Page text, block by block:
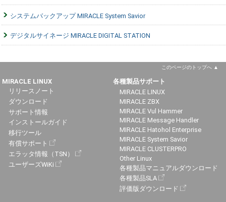
システムバックアップ MIRACLE System Savior
デジタルサイネージ MIRACLE DIGITAL STATION
このページのトップへ
MIRACLE LINUX
リリースノート
ダウンロード
サポート情報
インストールガイド
移行ツール
有償サポート
エラッタ情報（TSN）
ユーザーズWiKi
各種製品サポート
MIRACLE LINUX
MIRACLE ZBX
MIRACLE Vul Hammer
MIRACLE Message Handler
MIRACLE Hatohol Enterprise
MIRACLE System Savior
MIRACLE CLUSTERPRO
Other Linux
各種製品マニュアルダウンロード
各種製品SLA
評価版ダウンロード